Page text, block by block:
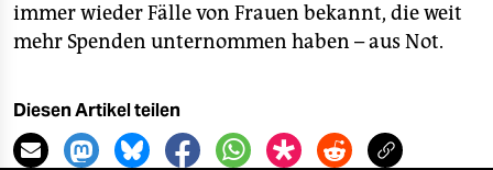
immer wieder Fälle von Frauen bekannt, die weit
mehr Spenden unternommen haben – aus Not.
Diesen Artikel teilen